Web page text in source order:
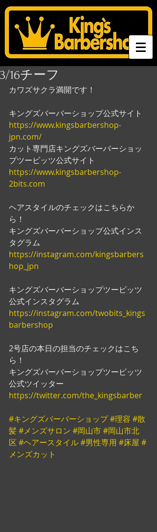
3/16チーフ
カワズサクラ満開です！
キングズバーバーショップ公式サイト
https://www.kingsbarbershop-
jpn.com/
カット専門店キングズバーバーショッ
プツービッツ公式サイト
https://www.kingsbarbershop-
2bits.com
ヘアスタイルのチェックはこちらか
ら！
キングズバーバーショップ公式インス
タグラム
https://instagram.com/kingsbarbers
hop_jpn
キングズバーバーショップツービッツ
公式インスタグラム
https://instagram.com/twobits_kings
barbershop
2号店の本日の担当のチェックはこち
ら！
キングズバーバーショップツービッツ
公式ツイッター
https://twitter.com/the_kingsbarber
#キングズバーバーショップ#理容 #散
髪#メンズサロン #岡山市#岡山市北
区 #ヘアースタイル#男性専用 #床屋 #
メンズカット